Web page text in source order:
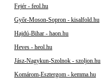
Fejér - feol.hu
Győr-Moson-Sopron - kisalfold.hu
Hajdú-Bihar - haon.hu
Heves - heol.hu
Jász-Nagykun-Szolnok - szoljon.hu
Komárom-Esztergom - kemma.hu